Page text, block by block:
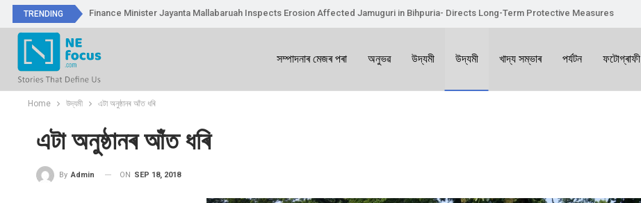
TRENDING Finance Minister Jayanta Mallabaruah Inspects Erosion Affected Jamuguri in Bihpuria- Directs Long-Term Protective Measures
সম্পাদনাৰ মেজৰ পৰা অনুভৱ উদ্যমী উদ্যমী খাদ্য সম্ভাৰ পৰ্যটন ফটোগ্ৰাফী
Home উদ্যমী এটা অনুষ্ঠানৰ আঁত ধৰি
এটা অনুষ্ঠানৰ আঁত ধৰি
By Admin ON SEP 18, 2018